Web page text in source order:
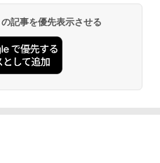
記事を優先表示させる